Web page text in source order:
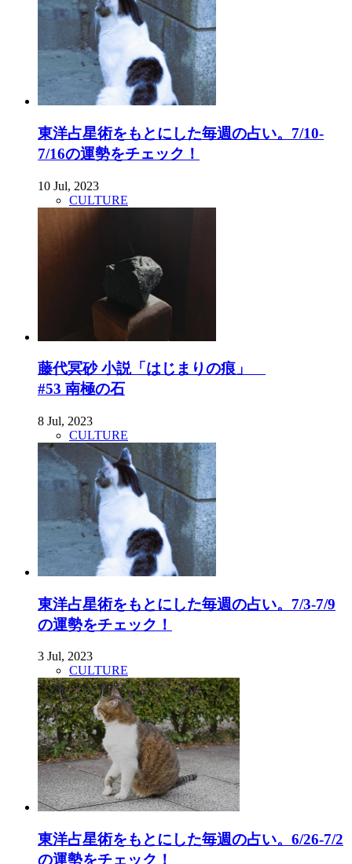
東洋占星術をもとにした毎週の占い。7/10-
7/16の運勢をチェック！
10 Jul, 2023
CULTURE
藤代冥砂 小説「はじまりの痕」
#53 南極の石
8 Jul, 2023
CULTURE
東洋占星術をもとにした毎週の占い。7/3-7/9
の運勢をチェック！
3 Jul, 2023
CULTURE
東洋占星術をもとにした毎週の占い。6/26-7/2
の運勢をチェック！